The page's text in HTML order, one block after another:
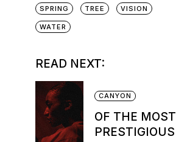
SPRING TREE VISION
WATER
READ NEXT:
CANYON
OF THE MOST
PRESTIGIOUS